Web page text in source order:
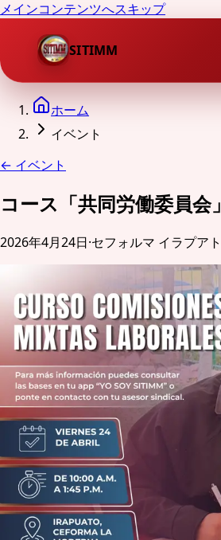
メインコンテンツへスキップ
SITIMM
ホーム
イベント
← イベント
コース「共同労働委員会」
2026年4月24日·セフォルマ イラプアト